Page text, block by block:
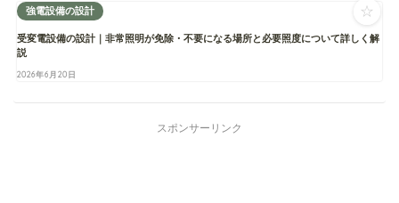
強電設備の設計
受変電設備の設計｜非常照明が免除・不要になる場所と必要照度について詳しく解
説
2026年6月20日
☆
スポンサーリンク